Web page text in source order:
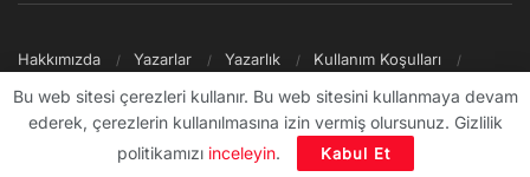
Hakkımızda Yazarlar Yazarlık
Kullanım Koşulları
© 2009 - ∞ Sanal Şantiye
Bu web sitesi çerezleri kullanır. Bu web sitesini kullanmaya devam
ederek, çerezlerin kullanılmasına izin vermiş olursunuz. Gizlilik
politikamızı inceleyin. Kabul Et